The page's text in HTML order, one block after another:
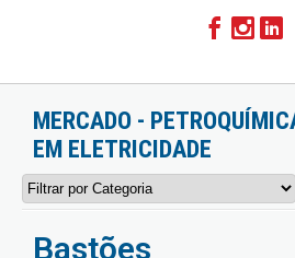
MERCADO -
EM ELETRICIDADE
Bastões